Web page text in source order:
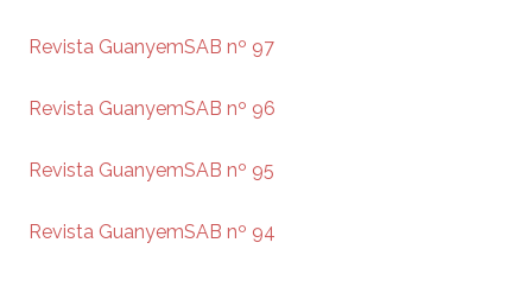
Revista GuanyemSAB nº 97
Revista GuanyemSAB nº 96
Revista GuanyemSAB nº 95
Revista GuanyemSAB nº 94